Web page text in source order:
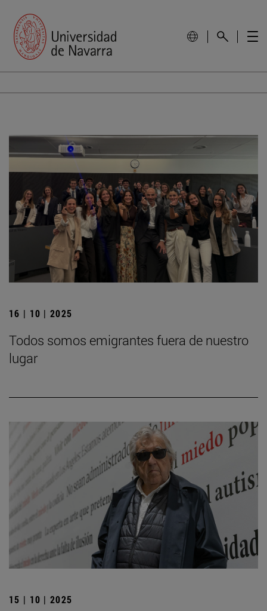
16 | 10 | 2025
Todos somos emigrantes fuera de nuestro
lugar
15 | 10 | 2025